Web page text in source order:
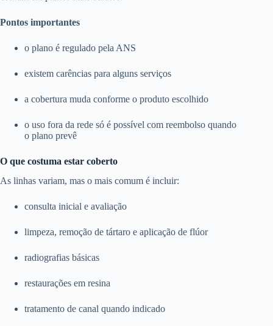
Pontos importantes
o plano é regulado pela ANS
existem carências para alguns serviços
a cobertura muda conforme o produto escolhido
o uso fora da rede só é possível com reembolso quando
o plano prevê
O que costuma estar coberto
As linhas variam, mas o mais comum é incluir:
consulta inicial e avaliação
limpeza, remoção de tártaro e aplicação de flúor
radiografias básicas
restaurações em resina
tratamento de canal quando indicado